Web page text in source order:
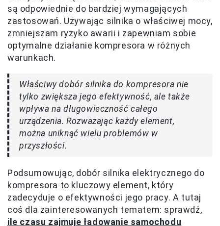
są odpowiednie do bardziej wymagających
zastosowań. Używając silnika o właściwej mocy,
zmniejszam ryzyko awarii i zapewniam sobie
optymalne działanie kompresora w różnych
warunkach.
Właściwy dobór silnika do kompresora nie
tylko zwiększa jego efektywność, ale także
wpływa na długowieczność całego
urządzenia. Rozważając każdy element,
można uniknąć wielu problemów w
przyszłości.
Podsumowując, dobór silnika elektrycznego do
kompresora to kluczowy element, który
zadecyduje o efektywności jego pracy. A tutaj
coś dla zainteresowanych tematem: sprawdź,
ile czasu zajmuje ładowanie samochodu